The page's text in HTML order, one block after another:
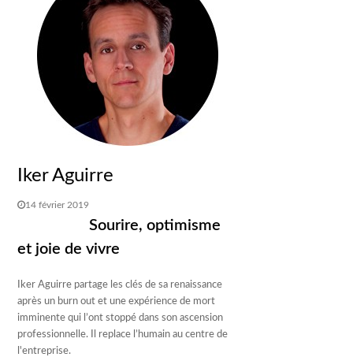
Iker Aguirre
14 février 2019
Sourire, optimisme
et joie de vivre
Iker Aguirre partage les clés de sa renaissance
après un burn out et une expérience de mort
imminente qui l’ont stoppé dans son ascension
professionnelle. Il replace l’humain au centre de
l'entreprise.